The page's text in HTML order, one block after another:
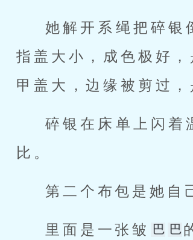
她解开系绳把碎
指盖大小，成色极好
甲盖大，边缘被剪过
碎银在床单上闪着
比。
第二个布包是她自
里面是一张皱